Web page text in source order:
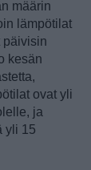
määrin
lämpötilat
päivisin
kesän
ovat yli
ja
yli 15